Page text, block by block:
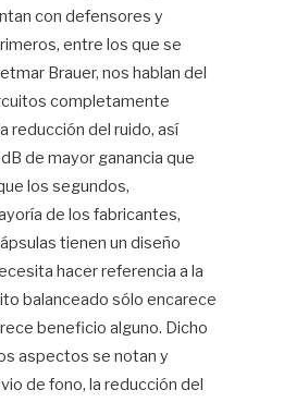
con defensores y
entre los que se
Brauer, nos hablan del
completamente
reducción del ruido, así
de mayor ganancia que
los segundos,
de los fabricantes,
tienen un diseño
hacer referencia a la
balanceado sólo encarece
beneficio alguno. Dicho
aspectos se notan y
de fono, la reducción del